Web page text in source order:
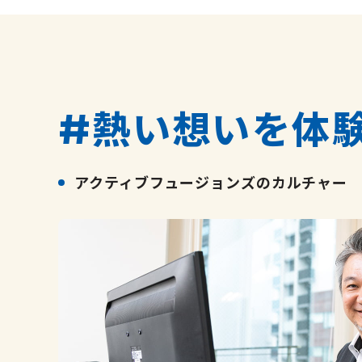
#熱い想いを体
アクティブフュージョンズのカルチャー